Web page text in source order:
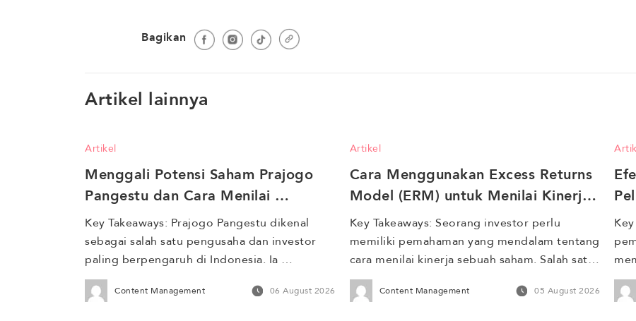
Bagikan
Artikel lainnya
Artikel
Menggali Potensi Saham Prajogo
Pangestu dan Cara Menilai
Risikonya
Key Takeaways: Prajogo Pangestu dikenal
sebagai salah satu pengusaha dan investor
paling berpengaruh di Indonesia. Ia
merupakan pendiri sekaligus pemegang
saham utama Grup Barito, sebuah
Content Management 06 August 2026
Artikel
Cara Menggunakan Excess Returns
Model (ERM) untuk Menilai Kinerja
Saham
Key Takeaways: Seorang investor perlu
memiliki pemahaman yang mendalam tentang
cara menilai kinerja sebuah saham. Salah satu
metode yang sering digunakan untuk menilai
kinerja saham adalah Excess Returns Model
Content Management 05 August 2026